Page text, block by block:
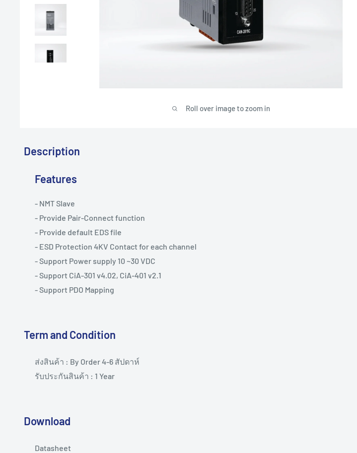
Roll over image to zoom in
Description
Features
- NMT Slave
- Provide Pair-Connect function
- Provide default EDS file
- ESD Protection 4KV Contact for each channel
- Support Power supply 10 ~30 VDC
- Support CiA-301 v4.02, CiA-401 v2.1
- Support PDO Mapping
Term and Condition
ส่งสินค้า : By Order 4-6 สัปดาห์
รับประกันสินค้า : 1 Year
Download
Datasheet